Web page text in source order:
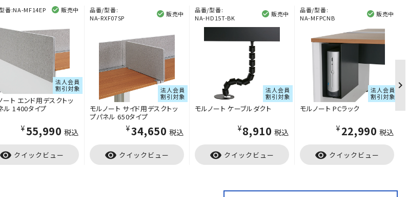
番:NA-MF14EP 販売中
法人会員
割引対象
ート エンド用デスクトッ
ル 1400タイプ
¥55,990 税込
visibility クイックビュー
品番/型番:
NA-RXF07SP
販売中
法人会員
割引対象
モルノート サイド用デスクトッ
プパネル 650タイプ
¥34,650 税込
visibility クイックビュー
品番/型番:
NA-HD15T-BK
販売中
法人会員
割引対象
モルノート ケーブルダクト
¥8,910 税込
visibility クイックビュー
品番/型番:
NA-MFPCNB
販売中
法人会員
割引対象
モルノート PCラック
¥22,990 税込
visibility クイックビュー